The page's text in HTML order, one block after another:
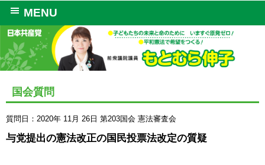
MENU
国会質問
質問日：2020年 11月 26日 第203国会 憲法審査会
与党提出の憲法改正の国民投票法改定の質疑